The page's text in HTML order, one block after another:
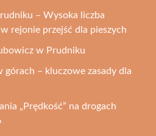
– Wysoka liczba
rejonie przejść dla pieszych
w Prudniku
górach – kluczowe zasady dla
„Prędkość” na drogach